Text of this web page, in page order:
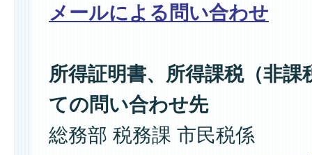
メールによる問い合わせ
所得証明書、所得課税（非
ての問い合わせ先
総務部 税務課 市民税係